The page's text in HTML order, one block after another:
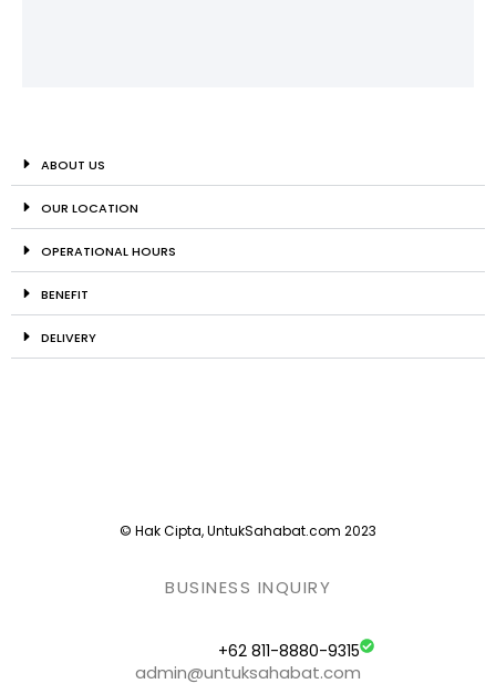
ABOUT US
OUR LOCATION
OPERATIONAL HOURS
BENEFIT
DELIVERY
© Hak Cipta, UntukSahabat.com 2023
BUSINESS INQUIRY
+62 811-8880-9315
admin@untuksahabat.com